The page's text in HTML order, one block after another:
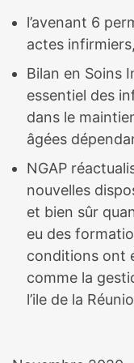
l’avenant 6
actes infirmiers,
Bilan en Soins
essentiel des
dans le
âgées
NGAP
nouvelles
et bien sûr
eu des
conditions ont
comme la
l’ile de la